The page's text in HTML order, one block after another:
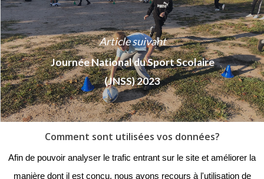
Article suivant
Journée National du Sport Scolaire
(JNSS) 2023
© 2018 - Collège Henri de
Navarre |Mentions légales|
Comment sont utilisées vos données?
Afin de pouvoir analyser le trafic entrant sur le site et améliorer la
manière dont il est conçu, nous avons recours à l'utilisation de